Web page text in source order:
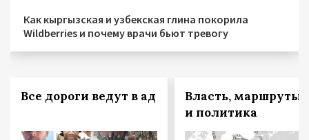
Как кыргызская и узбекская глина покорила
Wildberries и почему врачи бьют тревогу
Все дороги ведут в ад
Власть, маршруты
и политика